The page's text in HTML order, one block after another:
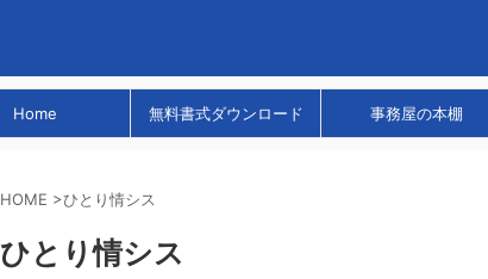
Home 無料書式ダウンロード 事務屋の本棚
HOME >ひとり情シス
ひとり情シス